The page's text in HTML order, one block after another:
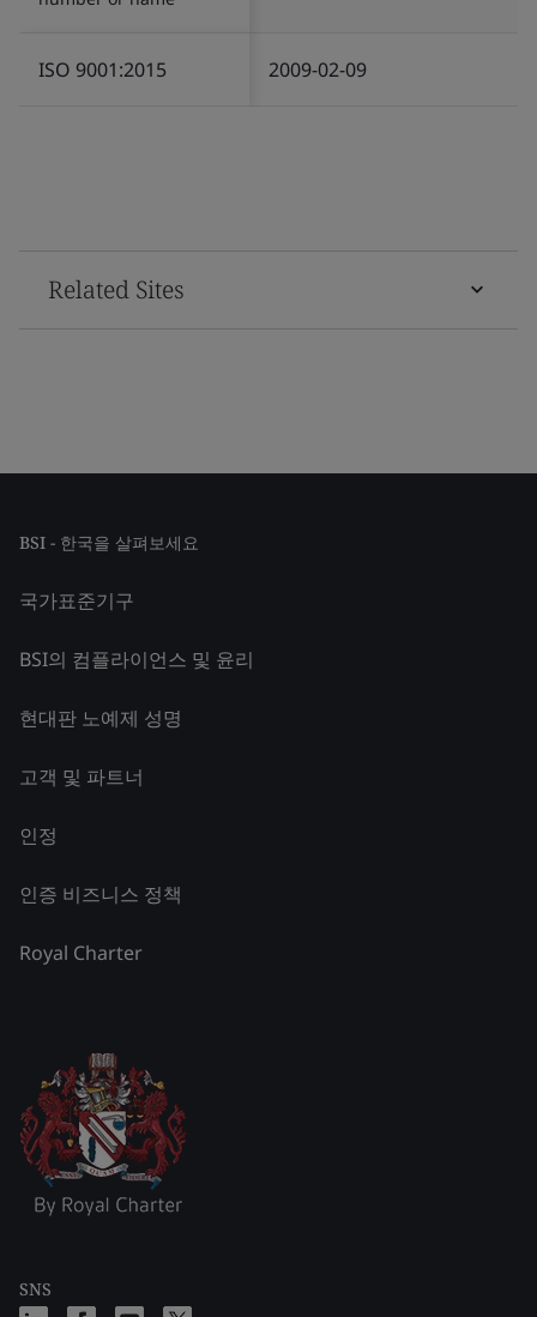
ISO 9001:2015 2009-02-09
Related Sites
BSI - 한국을 살펴보세요
국가표준기구
BSI의 컴플라이언스 및 윤리
현대판 노예제 성명
고객 및 파트너
인정
인증 비즈니스 정책
Royal Charter
SNS